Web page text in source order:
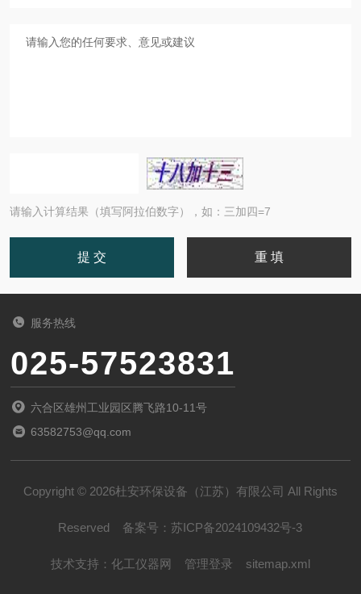
请输入计算结果（填写阿拉伯数字），如：三加四=7
服务热线
025-57523831
六合区雄州工业园区腾飞路10-11号
63582753@qq.com
Copyright © 2026杜安环保设备（江苏）有限公司 All Rights
Reserved 备案号：苏ICP备2024109432号-3
技术支持： 化工仪器网 管理登录 sitemap.xml